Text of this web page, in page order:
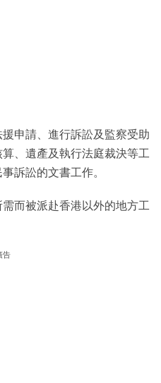
申請、進行訴訟及監察受助
、遺產及執行法庭裁決等工
訴訟的文書工作。
而被派赴香港以外的地方工
告